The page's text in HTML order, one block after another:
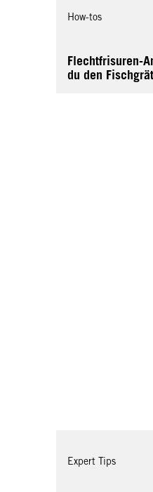
How-tos
Flechtfrisuren-
du den
Expert Tips